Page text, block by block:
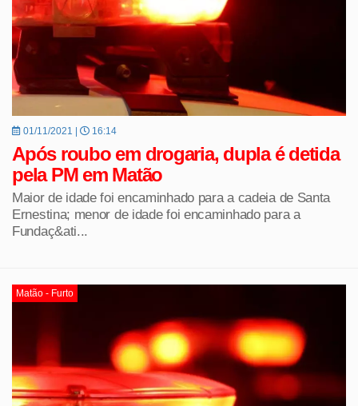
01/11/2021 | 16:14
Após roubo em drogaria, dupla é detida
pela PM em Matão
Maior de idade foi encaminhado para a cadeia de Santa
Ernestina; menor de idade foi encaminhado para a
Fundaç&ati...
Matão - Furto